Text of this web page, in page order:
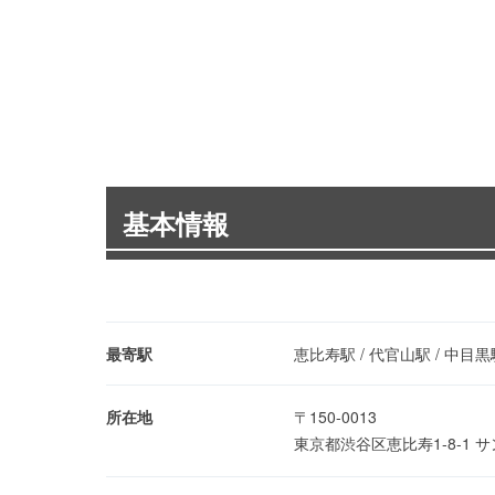
基本情報
最寄駅 恵比寿駅 / 代官山駅 / 中目黒
所在地
〒150-0013
東京都渋谷区恵比寿1-8-1